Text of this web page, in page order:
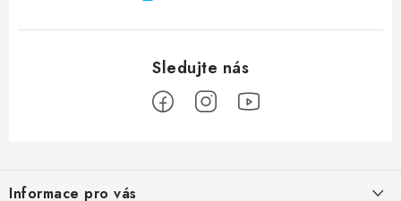
Informace pro vás